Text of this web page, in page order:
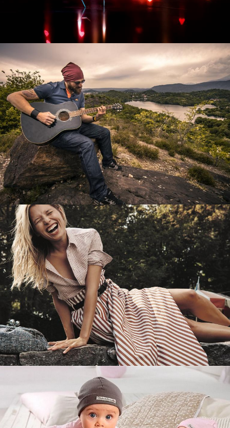
Смотреть проект
Перевод интернет-магазина
Guitaramania.ru на 1С-Битрикс
Смотреть проект
Имиджевый сайт для сети магазинов
Soho Project
Смотреть проект